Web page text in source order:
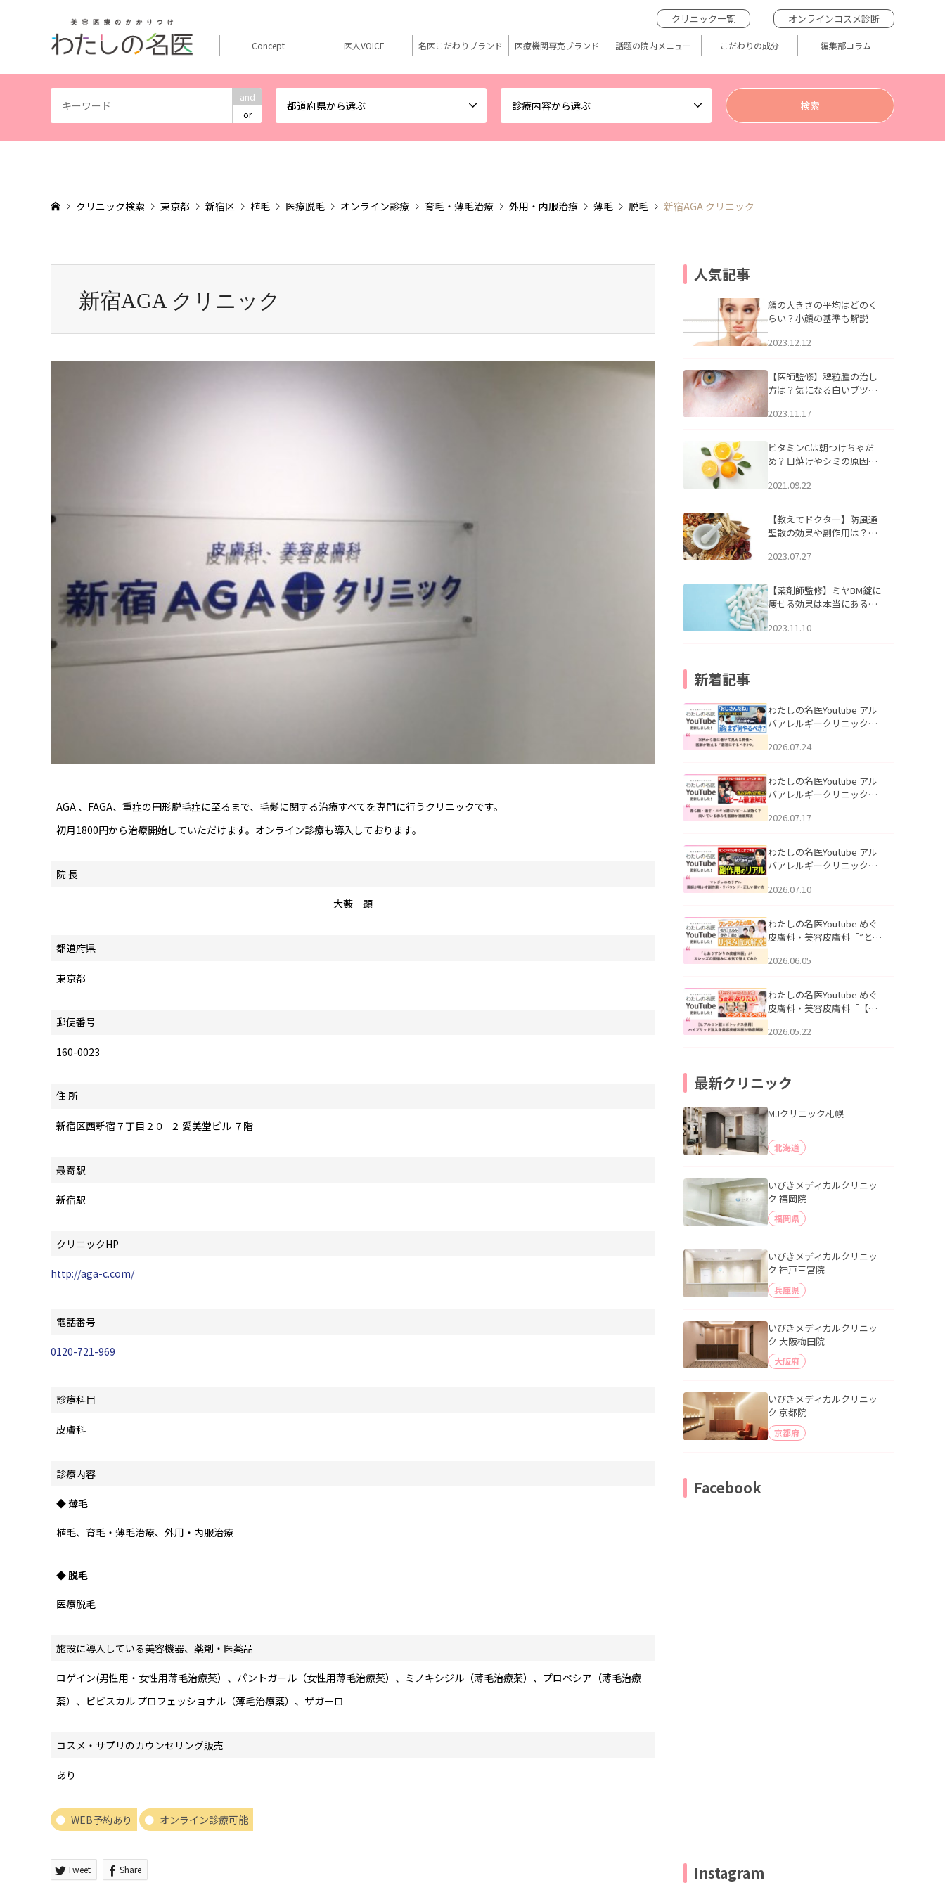
and
or
都道府県から選ぶ 診療内容から選ぶ
クリニック一覧 オンラインコスメ診断
Concept 医人VOICE 名医こだわりブランド 医療機関専売ブランド 話題の院内メニュー こだわりの成分 編集部コラム
クリニック検索 東京都 新宿区 植毛 医療脱毛 オンライン診療 育毛・薄毛治療 外用・内服治療 薄毛 脱毛 新宿AGA クリニック
新宿AGA クリニック
AGA 、FAGA、重症の円形脱毛症に至るまで、毛髪に関する治療すべてを専門に行うクリニックです。
初月1800円から治療開始していただけます。オンライン診療も導入しております。
院 長
大藪 顕
都道府県
東京都
郵便番号
160-0023
住 所
新宿区西新宿７丁目２０−２ 愛美堂ビル ７階
最寄駅
新宿駅
クリニックHP
http://aga-c.com/
電話番号
0120-721-969
診療科目
皮膚科
診療内容
◆ 薄毛
植毛、育毛・薄毛治療、外用・内服治療
◆ 脱毛
医療脱毛
施設に導入している美容機器、薬剤・医薬品
ロゲイン(男性用・女性用薄毛治療薬）、パントガール（女性用薄毛治療薬）、ミノキシジル（薄毛治療薬）、プロペシア（薄毛治療
薬）、ビビスカル プロフェッショナル（薄毛治療薬）、ザガーロ
コスメ・サプリのカウンセリング販売
あり
WEB予約あり オンライン診療可能
Tweet Share
人気記事
顔の大きさの平均はどのく
らい？小顔の基準も解説
2023.12.12
【医師監修】稗粒腫の治し
方は？気になる白いブツブ
アについて
2023.11.17
ビタミンCは朝つけちゃだ
め？日焼けやシミの原因に
2021.09.22
【教えてドクター】防風通
聖散の効果や副作用は？長
2023.07.27
【薬剤師監修】ミヤBM錠に
痩せる効果は本当にある
2023.11.10
新着記事
わたしの名医Youtube アル
バアレルギークリニック札
える男性へ｜医師が教える
公開いたしました。
2026.07.24
わたしの名医Youtube アル
バアレルギークリニック札
跡にVビームは効く？向いて
説」を公開いたしました。
2026.07.17
わたしの名医Youtube アル
バアレルギークリニック札
医師が明かす副作用・リバ
公開いたしました。
2026.07.10
わたしの名医Youtube めぐ
皮膚科・美容皮膚科「”とお
ッズの肌悩みに本気で答え
た。
2026.06.05
わたしの名医Youtube めぐ
皮膚科・美容皮膚科「【ヒ
用】ハイブリッド注入を美
2026.05.22
最新クリニック
MJクリニック札幌
北海道
いびきメディカルクリニッ
ク 福岡院
福岡県
いびきメディカルクリニッ
ク 神戸三宮院
兵庫県
いびきメディカルクリニッ
ク 大阪梅田院
大阪府
いびきメディカルクリニッ
ク 京都院
京都府
Facebook
Instagram